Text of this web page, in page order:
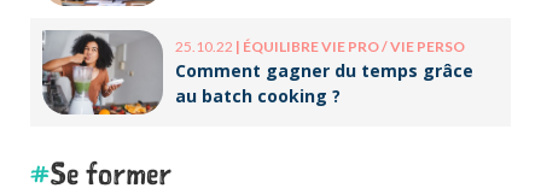
25.10.22 | ÉQUILIBRE VIE PRO / VIE PERSO
Comment gagner du temps grâce
au batch cooking ?
Se former